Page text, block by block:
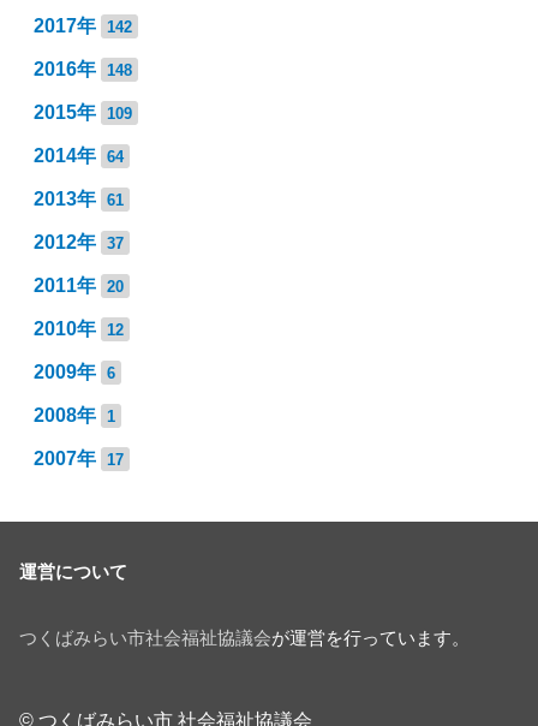
2017年 142
2016年 148
2015年 109
2014年 64
2013年 61
2012年 37
2011年 20
2010年 12
2009年 6
2008年 1
2007年 17
運営について
つくばみらい市社会福祉協議会が運営を行っています。
© つくばみらい市 社会福祉協議会